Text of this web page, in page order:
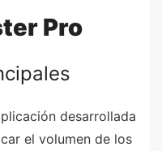
Pro
desarrollada
el volumen de los